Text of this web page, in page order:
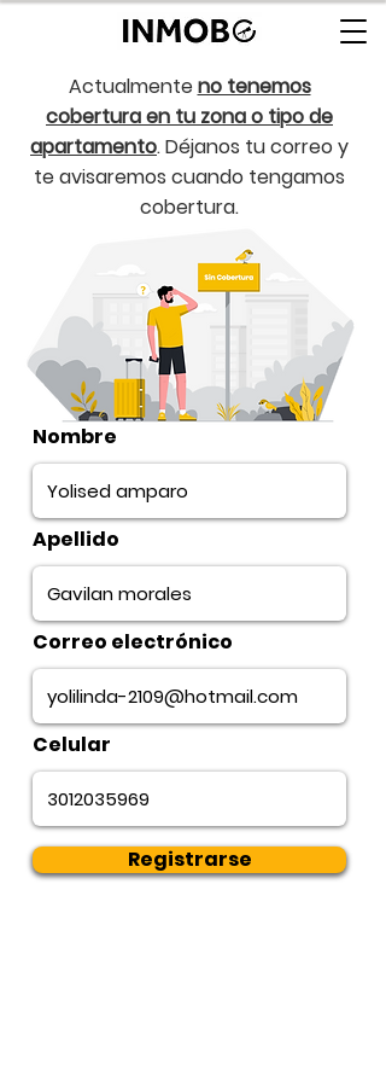
Actualmenteno tenemos
cobertura en tu zona o tipo de
apartamento. Déjanos tu correo y
te avisaremos cuando tengamos
cobertura.
Nombre
Apellido
Correo electrónico
Celular
Registrarse